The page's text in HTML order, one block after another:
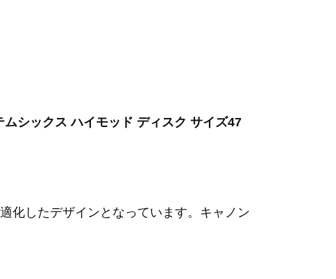
シックス ハイモッド ディスク サイズ47
化したデザインとなっています。キャノン